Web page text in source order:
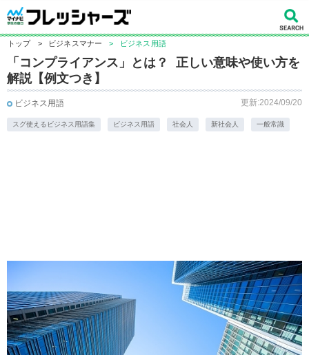
トップ > ビジネスマナー > ビジネス用語
「コンプライアンス」とは？ 正しい意味や使い方を
解説【例文つき】
ビジネス用語 更新:2024/09/20
スグ使えるビジネス用語集 ビジネス用語 社会人 新社会人 一般常識